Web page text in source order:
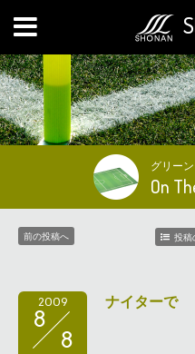
MENU
グリー
On
前の投稿へ 投稿
2009
8
8
ナイターで